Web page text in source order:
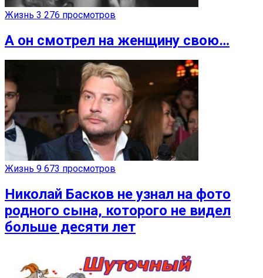
Жизнь 3 276 просмотров
А он смотрел на женщину свою…
Жизнь 9 673 просмотров
Николай Басков не узнал на фото
родного сына, которого не видел
больше десяти лет